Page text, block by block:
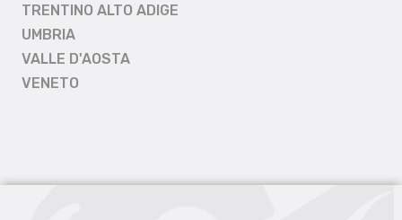
TRENTINO ALTO ADIGE
UMBRIA
VALLE D'AOSTA
VENETO